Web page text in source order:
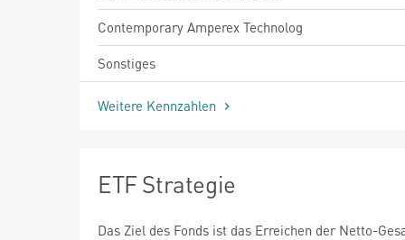
Contemporary Amperex Technolog
Sonstiges
Weitere Kennzahlen
ETF Strategie
Das Ziel des Fonds ist das Erreichen der Netto-